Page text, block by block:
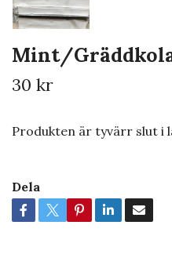
Mint/
30 kr
Produkten är tyvärr slut i
Dela